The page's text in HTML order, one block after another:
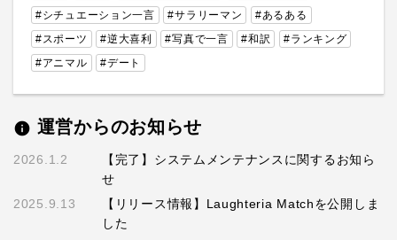
#シチュエーション一言
#サラリーマン
#あるある
#スポーツ
#逆大喜利 #写真で一言 #和訳
#ランキング
#アニマル
#デート
info 運営からのお知らせ
2026.1.2
【完了】システムメンテナンスに関するお知ら
せ
2025.9.13
【リリース情報】Laughteria Matchを公開しま
した